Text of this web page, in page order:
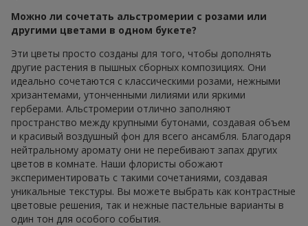
Можно ли сочетать альстромерии с розами или
другими цветами в одном букете?
Эти цветы просто созданы для того, чтобы дополнять
другие растения в пышных сборных композициях. Они
идеально сочетаются с классическими розами, нежными
хризантемами, утонченными лилиями или яркими
герберами. Альстромерии отлично заполняют
пространство между крупными бутонами, создавая объем
и красивый воздушный фон для всего ансамбля. Благодаря
нейтральному аромату они не перебивают запах других
цветов в комнате. Наши флористы обожают
экспериментировать с такими сочетаниями, создавая
уникальные текстуры. Вы можете выбрать как контрастные
цветовые решения, так и нежные пастельные варианты в
один тон для особого события.